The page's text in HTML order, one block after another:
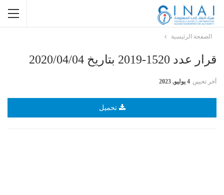
الصفحة الرئيسية
قرار عدد 1520-2019 بتاريخ 2020/04/04
أخر تحيين 4 يوليو, 2023
تحميل